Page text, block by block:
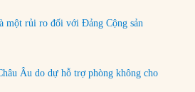
một rủi ro đối với Đảng Cộng sản
Âu do dự hỗ trợ phòng không cho